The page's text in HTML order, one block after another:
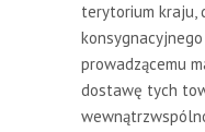
terytorium kraju,
prowadzącemu
dostawę tych